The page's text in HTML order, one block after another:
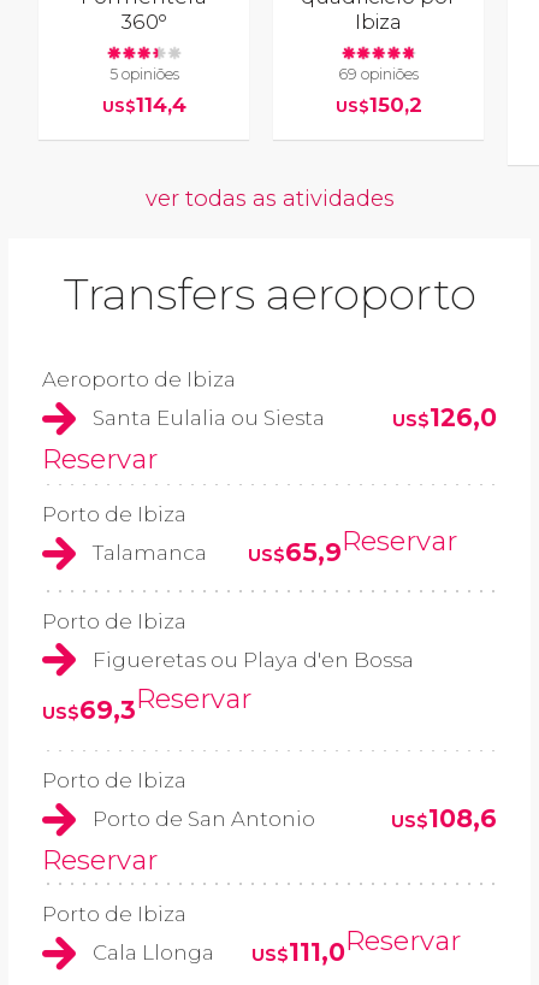
360º
5 opiniões
US$114,4
Ibiza
69 opiniões
US$150,2
ver todas as atividades
Transfers aeroporto
Aeroporto de Ibiza
Santa Eulalia ou Siesta
US$126,0
Reservar
Porto de Ibiza
Talamanca
US$65,9Reservar
Porto de Ibiza
Figueretas ou Playa d'en Bossa
US$69,3Reservar
Porto de Ibiza
Porto de San Antonio
US$108,6
Reservar
Porto de Ibiza
Cala Llonga
US$111,0Reservar